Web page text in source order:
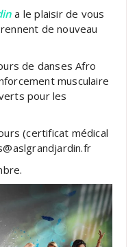
a le plaisir de vous
de nouveau
de danses Afro
musculaire
pour les
(certificat médical